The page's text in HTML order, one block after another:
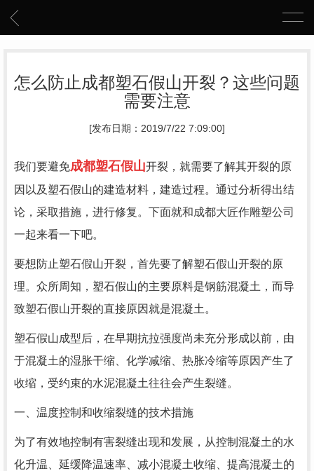
怎么防止成都塑石假山开裂？这些问题
需要注意
[发布日期：2019/7/22 7:09:00]
我们要避免成都塑石假山开裂，就需要了解其开裂的原
因以及塑石假山的建造材料，建造过程。通过分析得出结
论，采取措施，进行修复。下面就和成都大匠作雕塑公司
一起来看一下吧。
要想防止塑石假山开裂，首先要了解塑石假山开裂的原
理。众所周知，塑石假山的主要原料是钢筋混凝土，而导
致塑石假山开裂的直接原因就是混凝土。
塑石假山成型后，在早期抗拉强度尚未充分形成以前，由
于混凝土的湿胀干缩、化学减缩、热胀冷缩等原因产生了
收缩，受约束的水泥混凝土往往会产生裂缝。
一、温度控制和收缩裂缝的技术措施
为了有效地控制有害裂缝出现和发展，从控制混凝土的水
化升温、延缓降温速率、减小混凝土收缩、提高混凝土的